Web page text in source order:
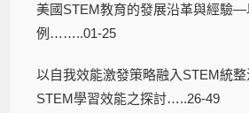
美國STEM教育的發展沿革與經驗―
例……..01-25
以自我效能激發策略融入STEM統
STEM學習效能之探討…..26-49